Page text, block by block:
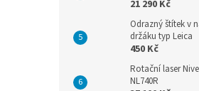
21 290 Kč
Odrazný štítek v
držáku typ Leica
450 Kč
Rotační laser
NL740R